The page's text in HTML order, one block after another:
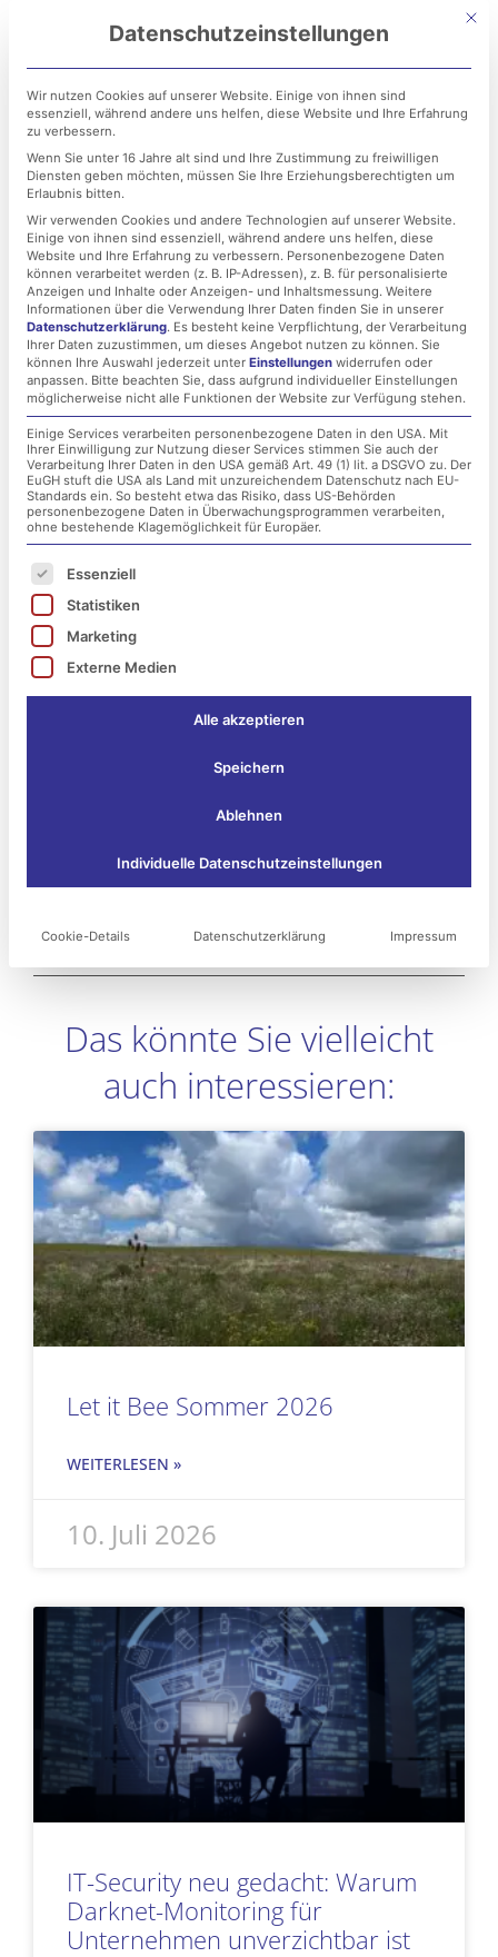
springen
Wichtige Firmware-
Updates für
FortiAnalyzer,
FortiManager und
FortiOS – Sichere
Fortinet-Umgebung mit
esko-systems
23. Juli 2019
Das könnte Sie vielleicht
auch interessieren:
Let it Bee Sommer 2026
WEITERLESEN »
10. Juli 2026
IT-Security neu gedacht: Warum
Darknet-Monitoring für
Unternehmen unverzichtbar ist
SeiteSeiteSeite Seite
Mit
Datenschutzeinstellungen
Wir nutzen Cookies auf unserer Website. Einige von ihnen sind
essenziell, während andere uns helfen, diese Website und Ihre Erfahrung
zu verbessern.
Wenn Sie unter 16 Jahre alt sind und Ihre Zustimmung zu freiwilligen
Diensten geben möchten, müssen Sie Ihre Erziehungsberechtigten um
Erlaubnis bitten.
Wir verwenden Cookies und andere Technologien auf unserer Website.
Einige von ihnen sind essenziell, während andere uns helfen, diese
Website und Ihre Erfahrung zu verbessern. Personenbezogene Daten
können verarbeitet werden (z. B. IP-Adressen), z. B. für personalisierte
Anzeigen und Inhalte oder Anzeigen- und Inhaltsmessung. Weitere
Informationen über die Verwendung Ihrer Daten finden Sie in unserer
Datenschutzerklärung. Es besteht keine Verpflichtung, der Verarbeitung
Ihrer Daten zuzustimmen, um dieses Angebot nutzen zu können. Sie
können Ihre Auswahl jederzeit unter Einstellungen widerrufen oder
anpassen. Bitte beachten Sie, dass aufgrund individueller Einstellungen
möglicherweise nicht alle Funktionen der Website zur Verfügung stehen.
Einige Services verarbeiten personenbezogene Daten in den USA. Mit
Ihrer Einwilligung zur Nutzung dieser Services stimmen Sie auch der
Verarbeitung Ihrer Daten in den USA gemäß Art. 49 (1) lit. a DSGVO zu. Der
EuGH stuft die USA als Land mit unzureichendem Datenschutz nach EU-
Standards ein. So besteht etwa das Risiko, dass US-Behörden
personenbezogene Daten in Überwachungsprogrammen verarbeiten,
ohne bestehende Klagemöglichkeit für Europäer.
Es folgt eine Liste der Service-Gruppen, für die
Essenziell
Statistiken
Marketing
Externe Medien
Alle akzeptieren
Speichern
Ablehnen
Individuelle Datenschutzeinstellungen
Cookie-Details Datenschutzerklärung Impressum